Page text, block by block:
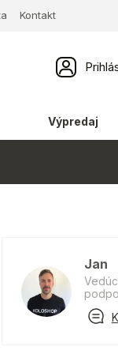
Kontakt
Výpredaj
Jan